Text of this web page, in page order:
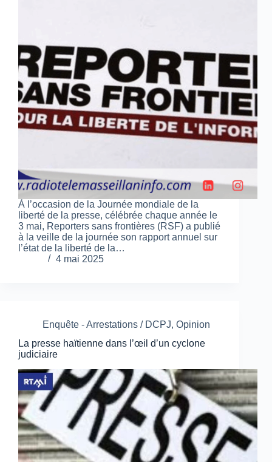
À l’occasion de la Journée mondiale de la
liberté de la presse, célébrée chaque année le
3 mai, Reporters sans frontières (RSF) a publié
à la veille de la journée son rapport annuel sur
l’état de la liberté de la…
4 mai 2025
Enquête - Arrestations / DCPJ, Opinion
La presse haïtienne dans l’œil d’un cyclone
judiciaire